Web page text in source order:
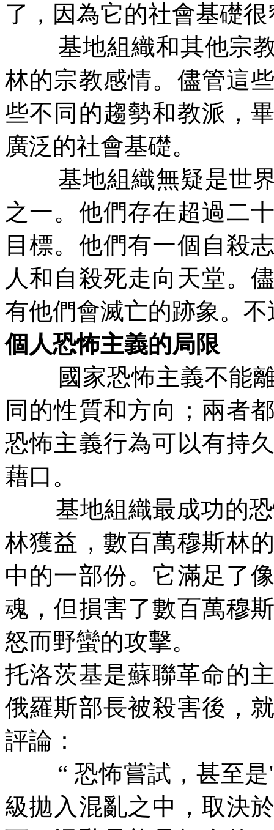
了，因為它的社會基礎很
基地組織和其他宗
林的宗教感情。儘管這
些不同的趨勢和教派，
廣泛的社會基礎。
基地組織無疑是世
之一。他們存在超過二
目標。他們有一個自殺
人和自殺死走向天堂。
有他們會滅亡的跡象。
個人恐怖主義的局限
國家恐怖主義不能
同的性質和方向；兩者
恐怖主義行為可以有持
藉口。
基地組織最成功的
林獲益，數百萬穆斯林
中的一部份。它滿足了
魂，但損害了數百萬穆
怒而野蠻的攻擊。
托洛茨基是蘇聯革命的
俄羅斯部長被殺害後，
評論：
“ 恐怖嘗試，甚至是'
級拋入混亂之中，取決